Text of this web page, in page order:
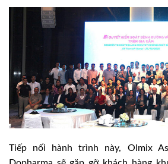
Tiếp nối hành trình này, Olmix